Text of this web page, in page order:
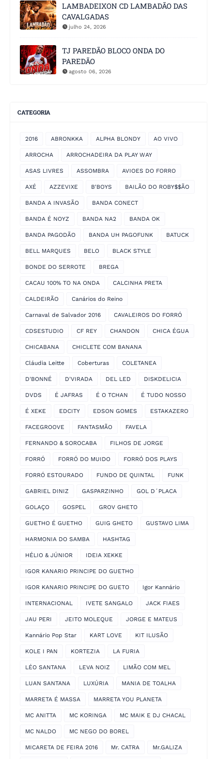
LAMBADEIXON CD LAMBADÃO DAS
CAVALGADAS
julho 24, 2026
TJ PAREDÃO BLOCO ONDA DO
PAREDÃO
agosto 06, 2026
CATEGORIA
2016 ABRONKKA ALPHA BLONDY AO VIVO
ARROCHA ARROCHADEIRA DA PLAY WAY
ASAS LIVRES ASSOMBRA AVIOES DO FORRO
AXÉ AZZEVIXE B'BOYS BAILÃO DO ROBY$$ÃO
BANDA A INVASÃO BANDA CONECT
BANDA É NOYZ BANDA NA2 BANDA OK
BANDA PAGODÃO BANDA UH PAGOFUNK BATUCK
BELL MARQUES BELO BLACK STYLE
BONDE DO SERROTE BREGA
CACAU 100% TO NA ONDA CALCINHA PRETA
CALDEIRÃO Canários do Reino
Carnaval de Salvador 2016 CAVALEIROS DO FORRÓ
CDSESTUDIO CF REY CHANDON CHICA ÉGUA
CHICABANA CHICLETE COM BANANA
Cláudia Leitte Coberturas COLETANEA
D'BONNÉ D'VIRADA DEL LED DISKDELICIA
DVDS É JAFRAS É O TCHAN É TUDO NOSSO
É XEKE EDCITY EDSON GOMES ESTAKAZERO
FACEGROOVE FANTASMÃO FAVELA
FERNANDO & SOROCABA FILHOS DE JORGE
FORRÓ FORRÓ DO MUIDO FORRÓ DOS PLAYS
FORRÓ ESTOURADO FUNDO DE QUINTAL FUNK
GABRIEL DINIZ GASPARZINHO GOL D´PLACA
GOLAÇO GOSPEL GROV GHETO
GUETHO É GUETHO GUIG GHETO GUSTAVO LIMA
HARMONIA DO SAMBA HASHTAG
HÉLIO & JÚNIOR IDEIA XEKKE
IGOR KANARIO PRINCIPE DO GUETHO
IGOR KANARIO PRINCIPE DO GUETO Igor Kannário
INTERNACIONAL IVETE SANGALO JACK FIAES
JAU PERI JEITO MOLEQUE JORGE E MATEUS
Kannário Pop Star KART LOVE KIT ILUSÃO
KOLE I PAN KORTEZIA LA FURIA
LÉO SANTANA LEVA NOIZ LIMÃO COM MEL
LUAN SANTANA LUXÚRIA MANIA DE TOALHA
MARRETA É MASSA MARRETA YOU PLANETA
MC ANITTA MC KORINGA MC MAIK E DJ CHACAL
MC NALDO MC NEGO DO BOREL
MICARETA DE FEIRA 2016 Mr. CATRA Mr.GALIZA